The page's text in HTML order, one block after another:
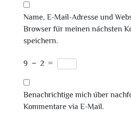
Name, E-Mail-Adresse und
Browser für meinen nächsten
speichern.
9 − 2 =
Benachrichtige mich über
Kommentare via E-Mail.